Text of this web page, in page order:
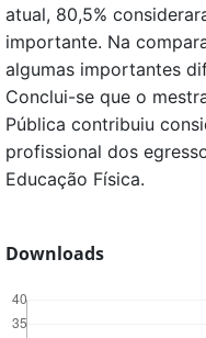
atual, 80,5%
importante. Na
algumas importantes
Conclui-se que o
Pública contribuiu
profissional dos
Educação Física.
Downloads